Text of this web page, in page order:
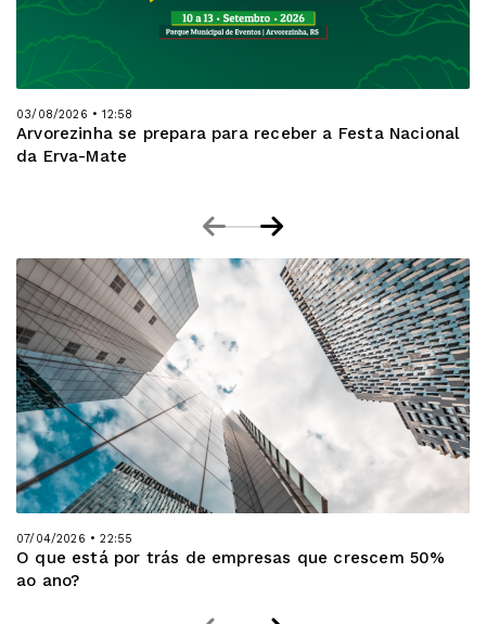
03/08/2026 • 12:58
Arvorezinha se prepara para receber a Festa Nacional
da Erva-Mate
07/04/2026 • 22:55
O que está por trás de empresas que crescem 50%
ao ano?